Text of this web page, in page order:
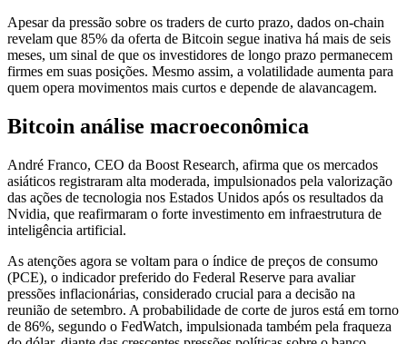
Apesar da pressão sobre os traders de curto prazo, dados on-chain
revelam que 85% da oferta de Bitcoin segue inativa há mais de seis
meses, um sinal de que os investidores de longo prazo permanecem
firmes em suas posições. Mesmo assim, a volatilidade aumenta para
quem opera movimentos mais curtos e depende de alavancagem.
Bitcoin análise macroeconômica
André Franco, CEO da Boost Research, afirma que os mercados
asiáticos registraram alta moderada, impulsionados pela valorização
das ações de tecnologia nos Estados Unidos após os resultados da
Nvidia, que reafirmaram o forte investimento em infraestrutura de
inteligência artificial.
As atenções agora se voltam para o índice de preços de consumo
(PCE), o indicador preferido do Federal Reserve para avaliar
pressões inflacionárias, considerado crucial para a decisão na
reunião de setembro. A probabilidade de corte de juros está em torno
de 86%, segundo o FedWatch, impulsionada também pela fraqueza